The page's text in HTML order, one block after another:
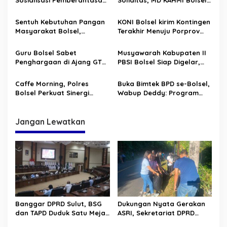
i
p
o
s
Sinergi Pengelolaan
Keuangan Daerah
Sentuh Kebutuhan Pangan
Masyarakat Bolsel,
GPM
KONI Bolsel kirim Kontingen
Terakhir Menuju Porprov
Guru Bolsel Sabet
Penghargaan di Ajang GTK
Kerja Sama Strategis
dengan BGTK
Musyawarah Kabupaten II
PBSI Bolsel Siap Digelar,
Langsung Pembukaan
Caffe Morning, Polres
Bolsel Perkuat Sinergi
Buka Bimtek BPD se-Bolsel,
Wabup Deddy: Program
Jangan Lewatkan
Banggar DPRD Sulut, BSG
dan TAPD Duduk Satu Meja.
Dukungan Nyata Gerakan
ASRI, Sekretariat DPRD